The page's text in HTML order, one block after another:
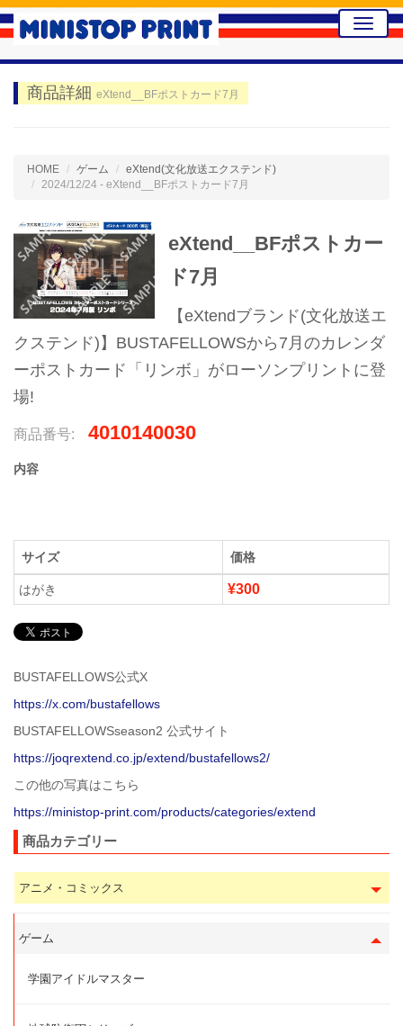
Toggle
商品詳細 eXtend__BFポストカード7月
HOME ゲーム
eXtend(文化放送エクステンド)
2024/12/24 - eXtend__BFポストカード7月
eXtend__BFポストカー
ド7月
【eXtendブランド(文化放送エ
クステンド)】BUSTAFELLOWSから7月のカレンダ
ーポストカード「リンボ」がローソンプリントに登
場!
商品番号: 4010140030
内容
サイズ 価格
はがき ¥300
BUSTAFELLOWS公式X
https://x.com/bustafellows
BUSTAFELLOWSseason2 公式サイト
https://joqrextend.co.jp/extend/bustafellows2/
この他の写真はこちら
https://ministop-print.com/products/categories/extend
商品カテゴリー
アニメ・コミックス
ゲーム
学園アイドルマスター